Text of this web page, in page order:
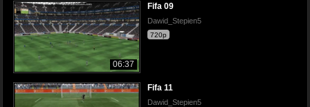
06:37
Fifa 09
Dawid_Stepien5
720p
Fifa 11
Dawid_Stepien5